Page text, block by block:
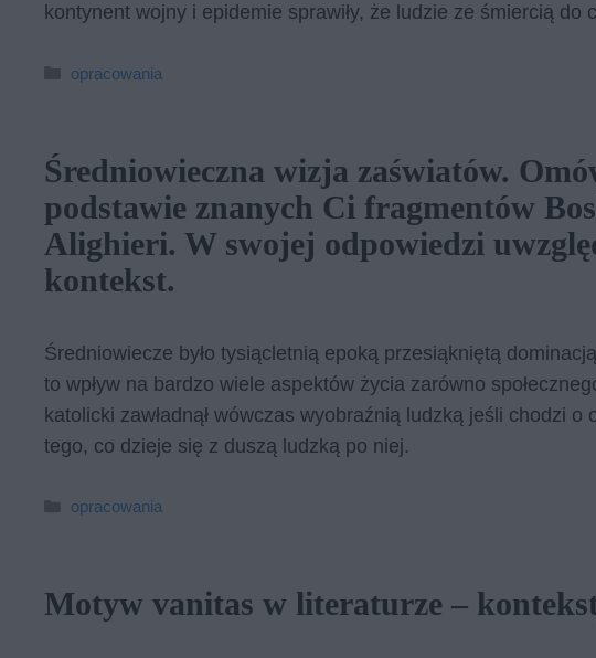
kontynent wojny i epidemie sprawiły, że ludzie ze śmiercią do
Kategorie
opracowania
Średniowieczna wizja zaświatów.
podstawie znanych Ci fragmentów
Alighieri. W swojej odpowiedzi
kontekst.
Średniowiecze było tysiącletnią epoką przesiąkniętą
to wpływ na bardzo wiele aspektów życia zarówno
katolicki zawładnął wówczas wyobraźnią ludzką jeśli chodzi
tego, co dzieje się z duszą ludzką po niej.
Kategorie
opracowania
Motyw vanitas w literaturze –